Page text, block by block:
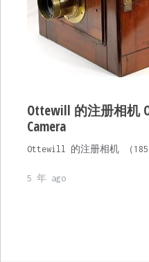
Ottewill 的注册相机
Camera
Ottewill 的注册相机 （
5 年 ago